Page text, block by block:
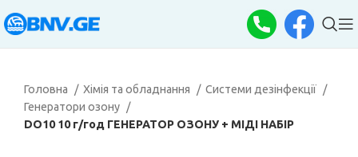
Головна Хімія та обладнання
Системи дезінфекції
Генератори озону
DO10 10 г/год ГЕНЕРАТОР ОЗОНУ + МІДІ НАБІР